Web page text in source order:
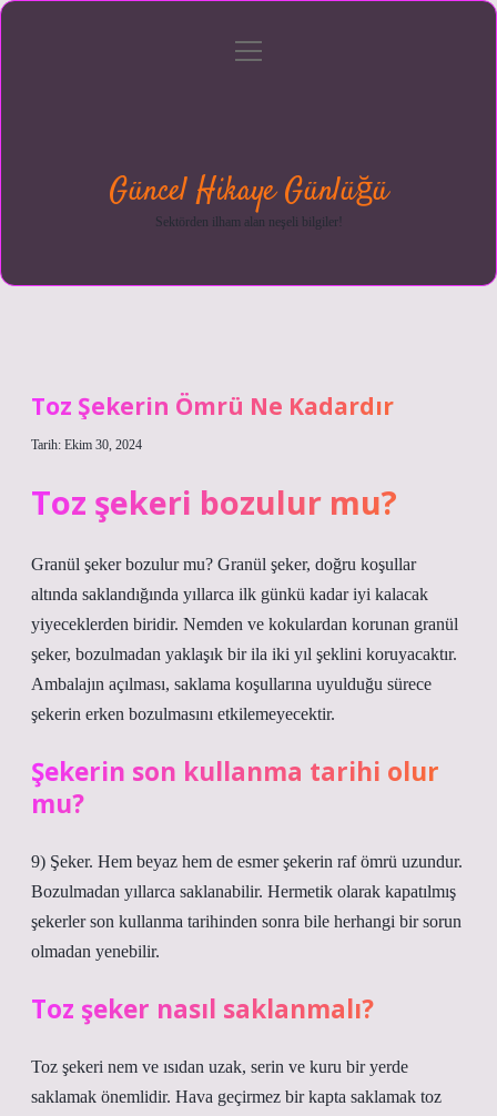
menüyü
Güncel Hikaye Günlüğü
Sektörden ilham alan neşeli bilgiler!
Toz Şekerin Ömrü Ne Kadardır
Tarih: Ekim 30, 2024
Toz şekeri bozulur mu?
Granül şeker bozulur mu? Granül şeker, doğru koşullar
altında saklandığında yıllarca ilk günkü kadar iyi kalacak
yiyeceklerden biridir. Nemden ve kokulardan korunan granül
şeker, bozulmadan yaklaşık bir ila iki yıl şeklini koruyacaktır.
Ambalajın açılması, saklama koşullarına uyulduğu sürece
şekerin erken bozulmasını etkilemeyecektir.
Şekerin son kullanma tarihi olur
mu?
9) Şeker. Hem beyaz hem de esmer şekerin raf ömrü uzundur.
Bozulmadan yıllarca saklanabilir. Hermetik olarak kapatılmış
şekerler son kullanma tarihinden sonra bile herhangi bir sorun
olmadan yenebilir.
Toz şeker nasıl saklanmalı?
Toz şekeri nem ve ısıdan uzak, serin ve kuru bir yerde
saklamak önemlidir. Hava geçirmez bir kapta saklamak toz